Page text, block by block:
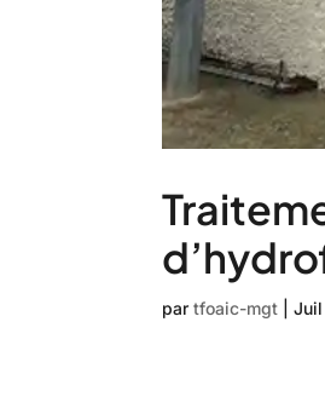
partfoaic-mgt |Juil